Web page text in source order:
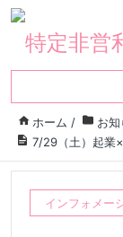
ホーム / お
7/29（土）起業
インフォメー